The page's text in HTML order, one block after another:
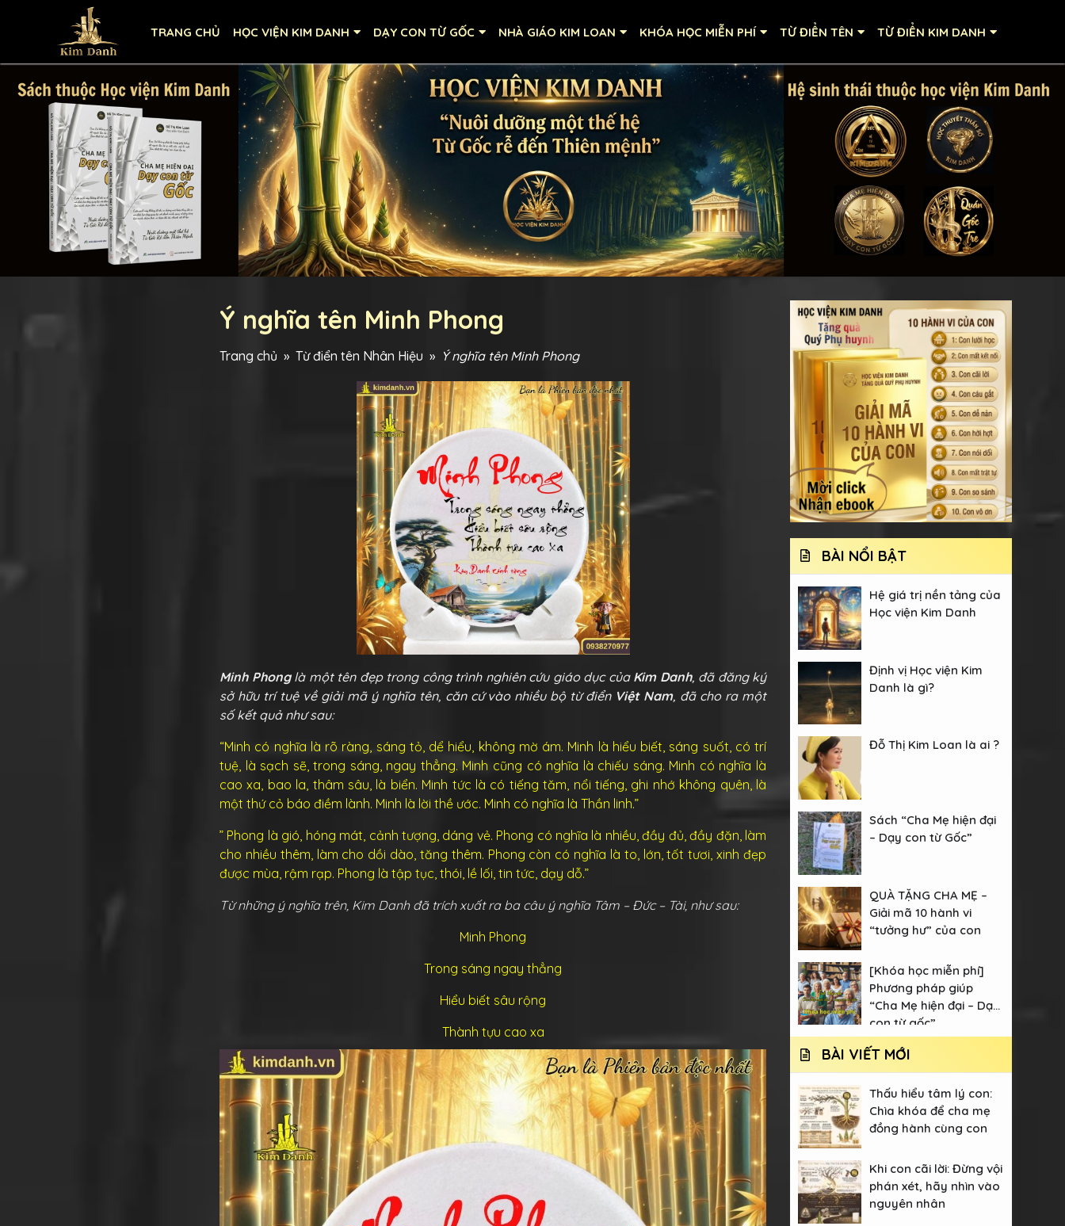
TRANG CHỦ HỌC VIỆN KIM DANH DẠY CON TỪ GỐC NHÀ GIÁO KIM LOAN KHÓA HỌC MIỄN PHÍ TỪ ĐIỂN TÊN TỪ ĐIỂN KIM DANH
Ý nghĩa tên Minh Phong
Trang chủ » Từ điển tên Nhân Hiệu » Ý nghĩa tên Minh Phong
Minh Phong là một tên đẹp trong công trình nghiên cứu giáo dục của Kim Danh, đã đăng ký
sở hữu trí tuệ về giải mã ý nghĩa tên, căn cứ vào nhiều bộ từ điển Việt Nam, đã cho ra một
số kết quả như sau:
“Minh có nghĩa là rõ ràng, sáng tỏ, dể hiểu, không mờ ám. Minh là hiểu biết, sáng suốt, có trí
tuệ, là sạch sẽ, trong sáng, ngay thẳng. Minh cũng có nghĩa là chiếu sáng. Minh có nghĩa là
cao xa, bao la, thâm sâu, là biển. Minh tức là có tiếng tăm, nổi tiếng, ghi nhớ không quên, là
một thứ cỏ báo điềm lành. Minh là lời thề ước. Minh có nghĩa là Thần linh.”
” Phong là gió, hóng mát, cảnh tượng, dáng vẻ. Phong có nghĩa là nhiều, đầy đủ, đầy đặn, làm
cho nhiều thêm, làm cho dồi dào, tăng thêm. Phong còn có nghĩa là to, lớn, tốt tươi, xinh đẹp
được mùa, rậm rạp. Phong là tập tục, thói, lề lối, tin tức, dạy dỗ.”
Từ những ý nghĩa trên, Kim Danh đã trích xuất ra ba câu ý nghĩa Tâm – Đức – Tài, như sau:
Minh Phong
Trong sáng ngay thẳng
Hiểu biết sâu rộng
Thành tựu cao xa
BÀI NỔI BẬT
Hệ giá trị nền tảng của
Học viện Kim Danh
Định vị Học viện Kim
Danh là gì?
Đỗ Thị Kim Loan là ai ?
Sách “Cha Mẹ hiện đại
– Dạy con từ Gốc”
QUÀ TẶNG CHA MẸ –
Giải mã 10 hành vi
“tưởng hư” của con
[Khóa học miễn phí]
Phương pháp giúp
“Cha Mẹ hiện đại – Dạy
con từ gốc”
BÀI VIẾT MỚI
Thấu hiểu tâm lý con:
Chìa khóa để cha mẹ
đồng hành cùng con
Khi con cãi lời: Đừng vội
phán xét, hãy nhìn vào
nguyên nhân